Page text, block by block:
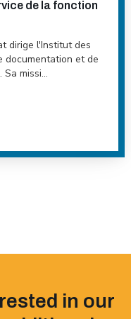
de la fonction
dirige l'Institut des
documentation et de
missi...
in our